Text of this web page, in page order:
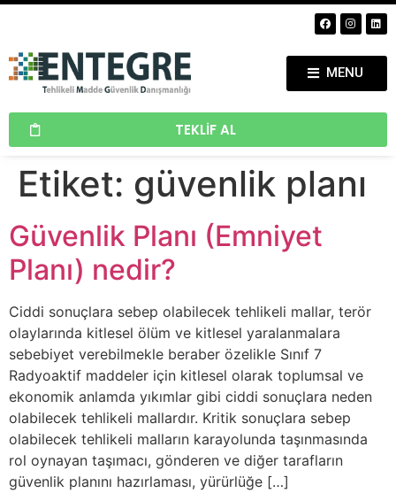
MENU
TEKLIF AL
Etiket: güvenlik planı
Güvenlik Planı (Emniyet
Planı) nedir?
Ciddi sonuçlara sebep olabilecek tehlikeli mallar, terör
olaylarında kitlesel ölüm ve kitlesel yaralanmalara
sebebiyet verebilmekle beraber özelikle Sınıf 7
Radyoaktif maddeler için kitlesel olarak toplumsal ve
ekonomik anlamda yıkımlar gibi ciddi sonuçlara neden
olabilecek tehlikeli mallardır. Kritik sonuçlara sebep
olabilecek tehlikeli malların karayolunda taşınmasında
rol oynayan taşımacı, gönderen ve diğer tarafların
güvenlik planını hazırlaması, yürürlüğe […]